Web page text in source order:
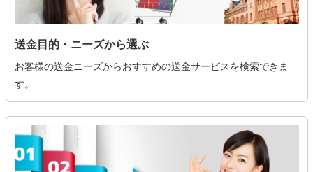
送金目的・ニーズから選ぶ
お客様の送金ニーズからおすすめの送金サービスを検索できま
す。